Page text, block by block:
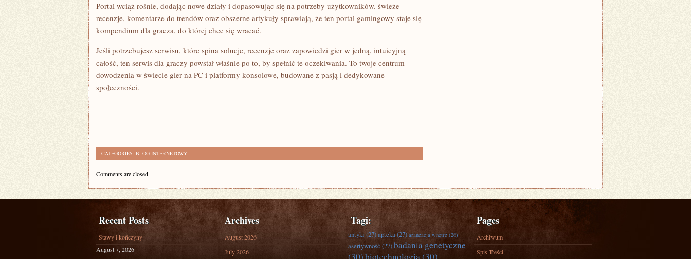
Portal wciąż rośnie, dodając nowe działy i dopasowując się na potrzeby użytkowników. świeże
recenzje, komentarze do trendów oraz obszerne artykuły sprawiają, że ten portal gamingowy staje się
kompendium dla gracza, do której chce się wracać.
Jeśli potrzebujesz serwisu, które spina solucje, recenzje oraz zapowiedzi gier w jedną, intuicyjną
całość, ten serwis dla graczy powstał właśnie po to, by spełnić te oczekiwania. To twoje centrum
dowodzenia w świecie gier na PC i platformy konsolowe, budowane z pasją i dedykowane
społeczności.
CATEGORIES: BLOG INTERNETOWY
Comments are closed.
Recent Posts
Stawy i kończyny
August 7, 2026
Archives
August 2026
July 2026
Tagi:
antyki(27)apteka(27) aranżacja wnętrz (26)
asertywność (27)badania genetyczne
Pages
Archiwum
Spis Treści